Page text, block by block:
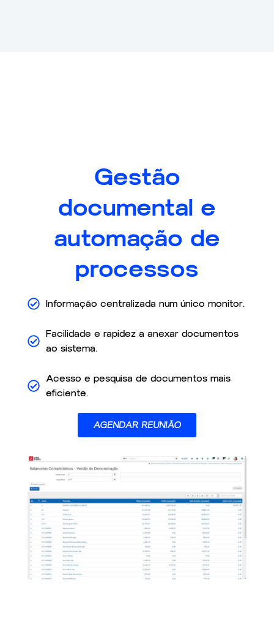
Gestão
documental e
automação de
processos
Informação centralizada num único monitor.
Facilidade e rapidez a anexar documentos
ao sistema.
Acesso e pesquisa de documentos mais
eficiente.
AGENDAR REUNIÃO